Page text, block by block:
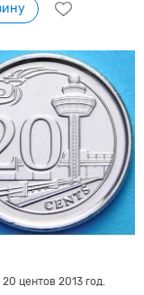
центов 2013 год.